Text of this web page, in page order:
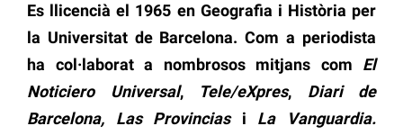
Es llicencià el 1965 en Geografia i Història per
la Universitat de Barcelona. Com a periodista
ha col·laborat a nombrosos mitjans com El
Noticiero Universal, Tele/eXpres, Diari de
Barcelona,
Las Provinciasi La Vanguardia.